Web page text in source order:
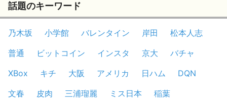
話題のキーワード
乃木坂 小学館 バレンタイン 岸田
松本人志
普通
ビットコイン インスタ 京大
バチャ
XBox
キチ 大阪 アメリカ 日ハム
DQN
文春
皮肉 三浦瑠麗 ミス日本
稲葉